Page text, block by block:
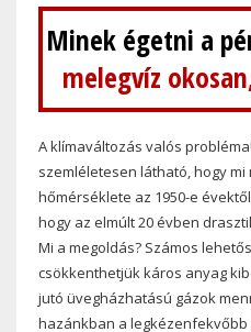
Minek égetni a
melegvíz
A klímaváltozás valós
szemléletesen látható, hogy
hőmérséklete az 1950-e
hogy az elmúlt 20 évben
Mi a megoldás? Számos
csökkenthetjük káros anyag
jutó üvegházhatású gázok
hazánkban a legkézenfekvőbb